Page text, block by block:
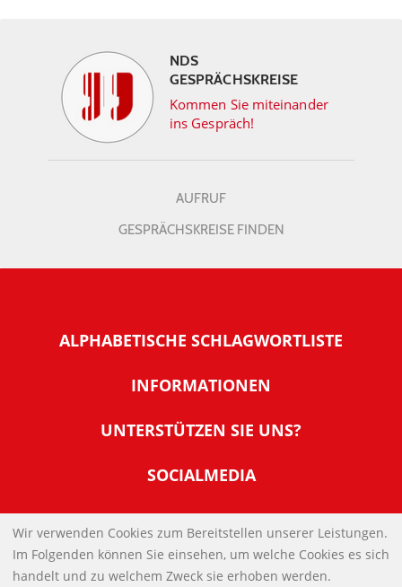
NDS
GESPRÄCHSKREISE
Kommen Sie miteinander
ins Gespräch!
AUFRUF
GESPRÄCHSKREISE FINDEN
ALPHABETISCHE SCHLAGWORTLISTE
INFORMATIONEN
Warum NachDenkSeiten
Tipps zur Nutzung der NachDenkSeiten
Banner und E-Mail-Signaturen
Links
Kontakt
UNTERSTÜTZEN SIE UNS?
Werden Sie Fördermitglied
Spenden Sie Online
SOCIALMEDIA
IMPRESSUM
DATENSCHUTZERKLÄRUNG
Wir verwenden Cookies zum Bereitstellen unserer Leistungen.
Im Folgenden können Sie einsehen, um welche Cookies es sich
handelt und zu welchem Zweck sie erhoben werden.